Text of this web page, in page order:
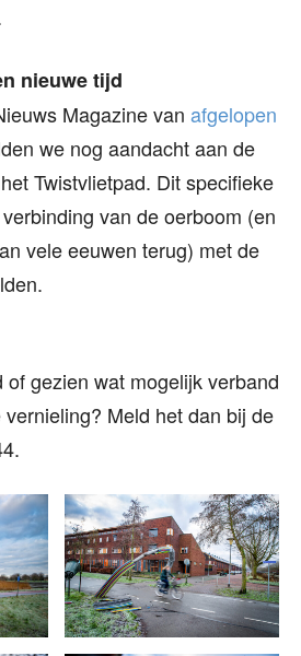
nieuwe tijd
Magazine van afgelopen
we nog aandacht aan de
Twistvlietpad. Dit specifieke
van de oerboom (en
vele eeuwen terug) met de
of gezien wat mogelijk verband
Meld het dan bij de